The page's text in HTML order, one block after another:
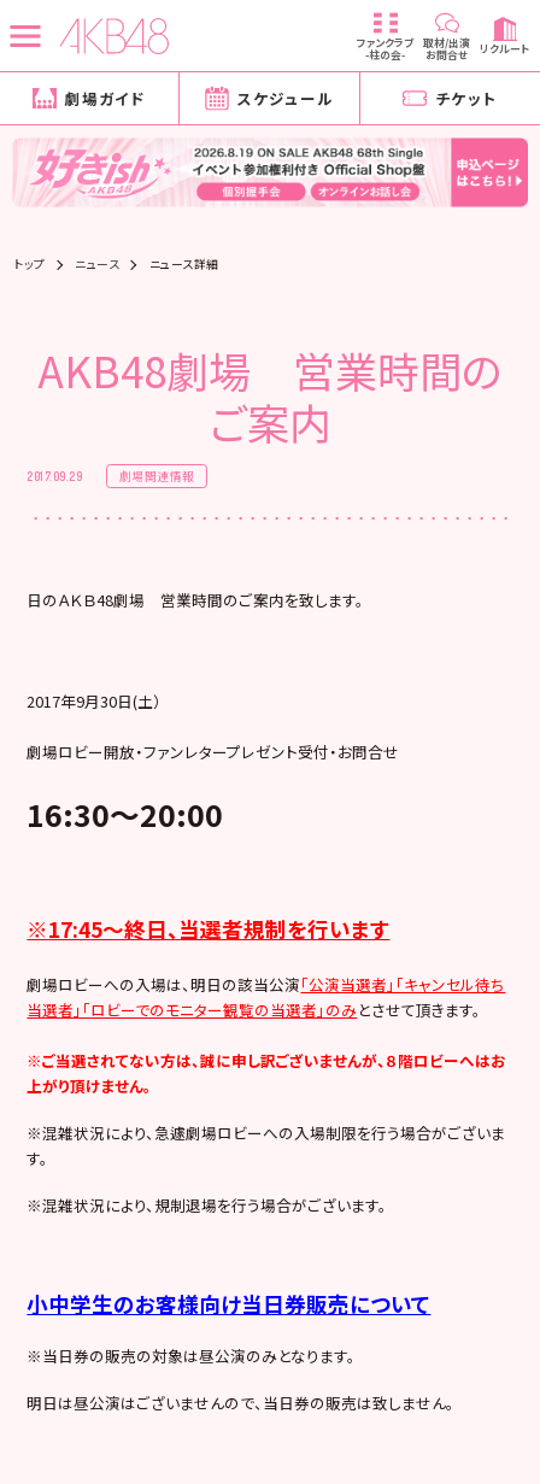
ファンクラブ
-柱の会-
取材/出演
お問合せ リクルート
劇場ガイド スケジュール チケット
トップ ニュース ニュース詳細
AKB48劇場 営業時間の
ご案内
2017.09.29 劇場関連情報
日のＡＫＢ48劇場 営業時間のご案内を致します。
2017年9月30日(土）
劇場ロビー開放・ファンレタープレゼント受付・お問合せ
16:30～20:00
※17:45～終日、当選者規制を行います
劇場ロビーへの入場は、明日の該当公演「公演当選者」「キャンセル待ち
当選者」「ロビーでのモニター観覧の当選者」のみとさせて頂きます。
※ご当選されてない方は、誠に申し訳ございませんが、８階ロビーへはお
上がり頂けません。
※混雑状況により、急遽劇場ロビーへの入場制限を行う場合がございま
す。
※混雑状況により、規制退場を行う場合がございます。
小中学生のお客様向け当日券販売について
※当日券の販売の対象は昼公演のみとなります。
明日は昼公演はございませんので、当日券の販売は致しません。